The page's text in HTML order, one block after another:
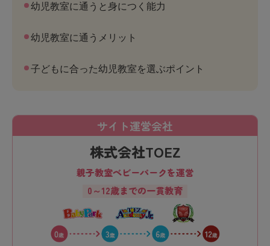
幼児教室に通うと身につく能力
幼児教室に通うメリット
子どもに合った幼児教室を選ぶポイント
サイト運営会社
株式会社TOEZ
親子教室ベビーパークを運営
0～12歳までの一貫教育